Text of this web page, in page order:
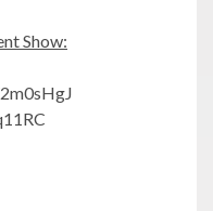
Show: